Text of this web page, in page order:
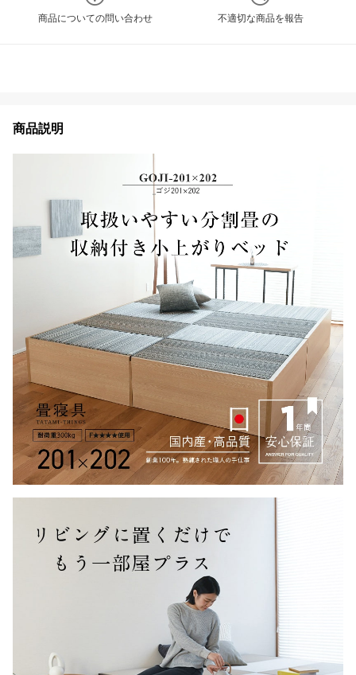
商品についての問い合わせ 不適切な商品を報告
商品説明